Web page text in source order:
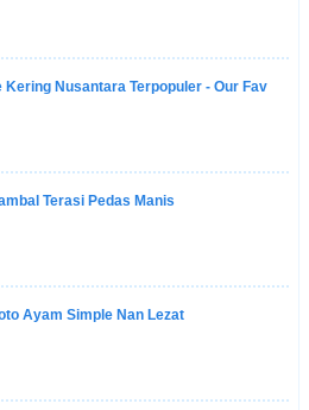
Kering Nusantara Terpopuler - Our Fav
Terasi Pedas Manis
Ayam Simple Nan Lezat